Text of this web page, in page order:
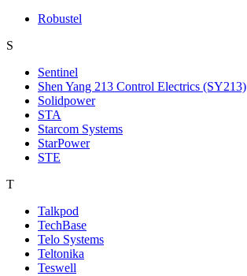
Robustel
S
Sentinel
Shen Yang 213 Control Electrics (SY213)
Solidpower
STA
Starcom Systems
StarPower
STE
T
Talkpod
TechBase
Telo Systems
Teltonika
Teswell